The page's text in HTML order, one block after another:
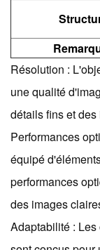
Résolution :
une qualité
détails fins et
Performances
équipé
performances
des images
Adaptabilité :